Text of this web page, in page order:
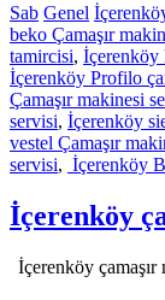
Sab Genel
beko Çamaşır
tamircisi, İçerenköy
İçerenköy Profilo
Çamaşır makinesi
servisi, İçerenköy
vestel Çamaşır
servisi, İçerenköy
İçerenköy
İçerenköy